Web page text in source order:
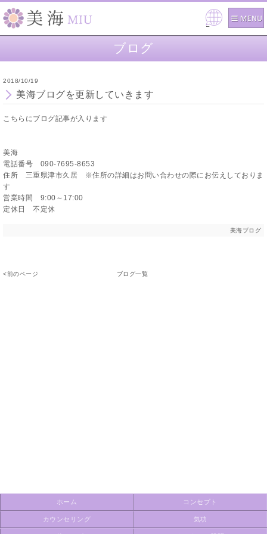
Pow
ブログ
2018/10/19
美海ブログを更新していきます
こちらにブログ記事が入ります
美海
電話番号 090-7695-8653
住所 三重県津市久居 ※住所の詳細はお問い合わせの際にお伝えしておりま
す
営業時間 9:00～17:00
定休日 不定休
美海ブログ
<前のページ ブログ一覧
ホーム コンセプト
カウンセリング 気功